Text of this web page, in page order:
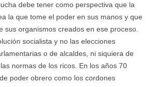
debe tener como perspectiva que la
la que tome el poder en sus manos y que
sus organismos creados en ese proceso.
socialista y no las elecciones
o de alcaldes, ni siquiera de
normas de los ricos. En los años 70
poder obrero como los cordones